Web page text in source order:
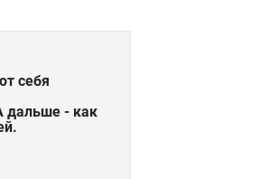
себя
дальше - как